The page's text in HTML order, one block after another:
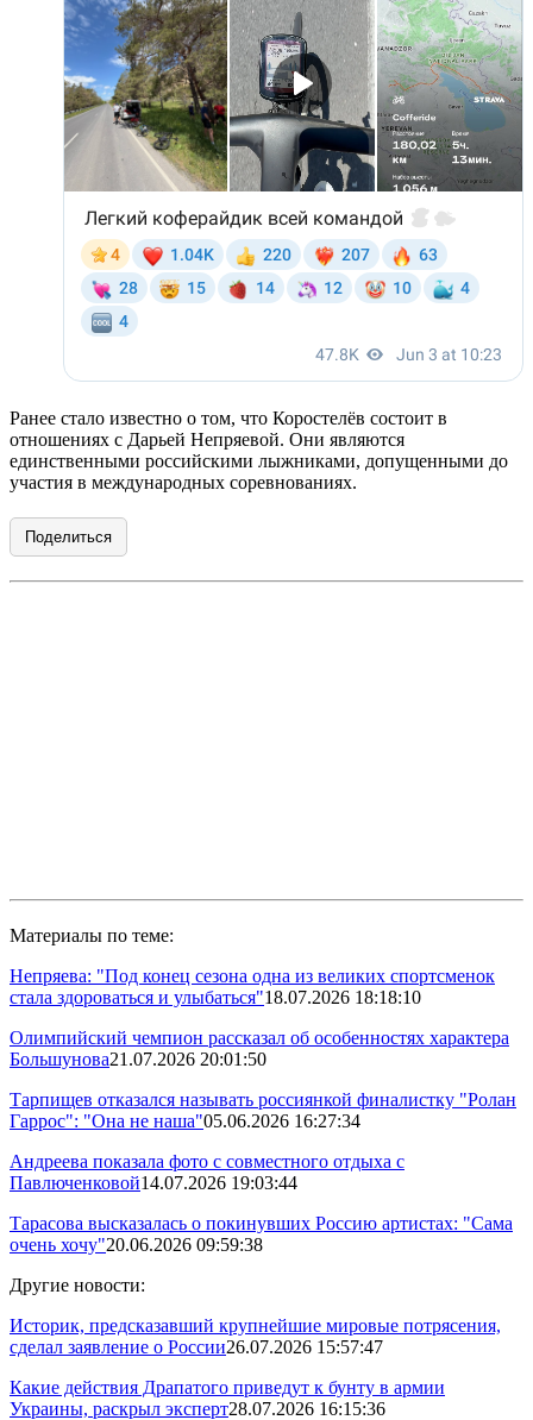
Ранее стало известно о том, что Коростелёв состоит в
отношениях с Дарьей Непряевой. Они являются
единственными российскими лыжниками, допущенными до
участия в международных соревнованиях.
Поделиться
Материалы по теме:
Непряева: "Под конец сезона одна из великих спортсменок
стала здороваться и улыбаться"18.07.2026 18:18:10
Олимпийский чемпион рассказал об особенностях характера
Большунова21.07.2026 20:01:50
Тарпищев отказался называть россиянкой финалистку "Ролан
Гаррос": "Она не наша"05.06.2026 16:27:34
Андреева показала фото с совместного отдыха с
Павлюченковой14.07.2026 19:03:44
Тарасова высказалась о покинувших Россию артистах: "Сама
очень хочу"20.06.2026 09:59:38
Другие новости:
Историк, предсказавший крупнейшие мировые потрясения,
сделал заявление о России26.07.2026 15:57:47
Какие действия Драпатого приведут к бунту в армии
Украины, раскрыл эксперт28.07.2026 16:15:36